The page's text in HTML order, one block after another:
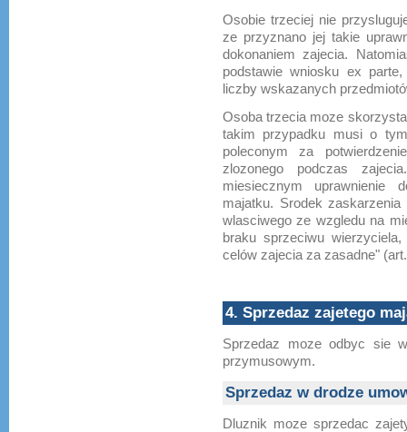
Osobie trzeciej nie
ze przyznano jej takie
dokonaniem zajecia.
podstawie wniosku ex
liczby wskazanych
Osoba trzecia moze
takim przypadku musi o
poleconym za
zlozonego podczas
miesiecznym uprawnienie
majatku. Srodek
wlasciwego ze wzgledu na
braku sprzeciwu
celów zajecia za zasadne"
4. Sprzedaz zajetego
Sprzedaz moze odbyc sie
przymusowym.
Sprzedaz w drodze
Dluznik moze sprzedac